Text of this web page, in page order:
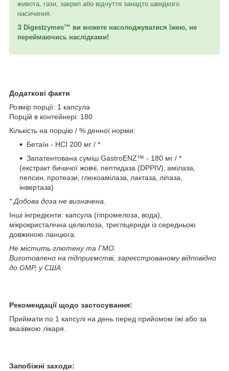
живота, гази, закреп або відчуття занадто швидкого
насичення.
З Digestzymes™ ви можете насолоджуватися їжею, не
переймаючись наслідками!
Додаткові факти
Розмір порції: 1 капсула
Порцій в контейнері: 180
Кількість на порцію / % денної норми:
Бетаїн - HCI 200 мг / *
Запатентована суміш GastroENZ™ - 180 мг / *
(екстракт бичачої жовчі, пептидаза (DPPIV)‚ амілаза‚
пепсин‚ протеази‚ глюкоамілаза‚ лактаза‚ ліпаза‚
інвертаза)
* Добова доза не визначена.
Інші інгредієнти: капсула (гіпромелоза, вода),
мікрокристалічна целюлоза, тригліцериди із середньою
довжиною ланцюга.
Не містить глютену та ГМО.
Виготовлено на підприємстві, зареєстрованому відповідно
до GMP, у США.
Рекомендації щодо застосування:
Приймати по 1 капсулі на день перед прийомом їжі або за
вказівкою лікаря.
Запобіжні заходи: